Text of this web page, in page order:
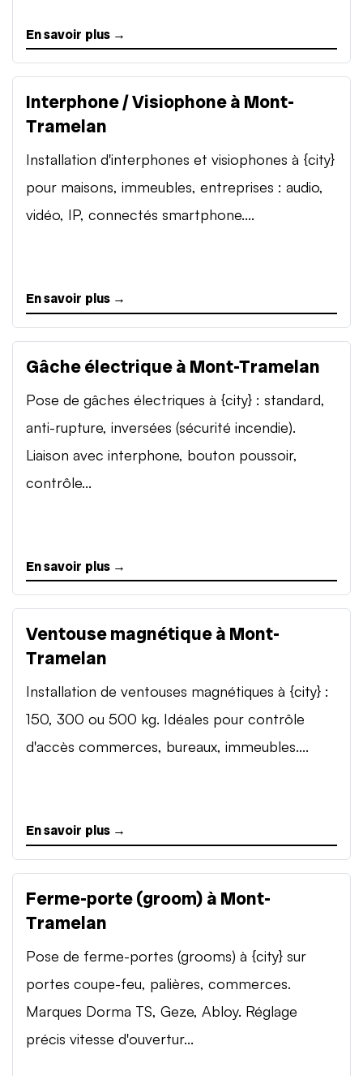
En savoir plus →
Interphone / Visiophone à Mont-
Tramelan
Installation d'interphones et visiophones à {city}
pour maisons, immeubles, entreprises : audio,
vidéo, IP, connectés smartphone....
En savoir plus →
Gâche électrique à Mont-Tramelan
Pose de gâches électriques à {city} : standard,
anti-rupture, inversées (sécurité incendie).
Liaison avec interphone, bouton poussoir,
contrôle...
En savoir plus →
Ventouse magnétique à Mont-
Tramelan
Installation de ventouses magnétiques à {city} :
150, 300 ou 500 kg. Idéales pour contrôle
d'accès commerces, bureaux, immeubles....
En savoir plus →
Ferme-porte (groom) à Mont-
Tramelan
Pose de ferme-portes (grooms) à {city} sur
portes coupe-feu, palières, commerces.
Marques Dorma TS, Geze, Abloy. Réglage
précis vitesse d'ouvertur...